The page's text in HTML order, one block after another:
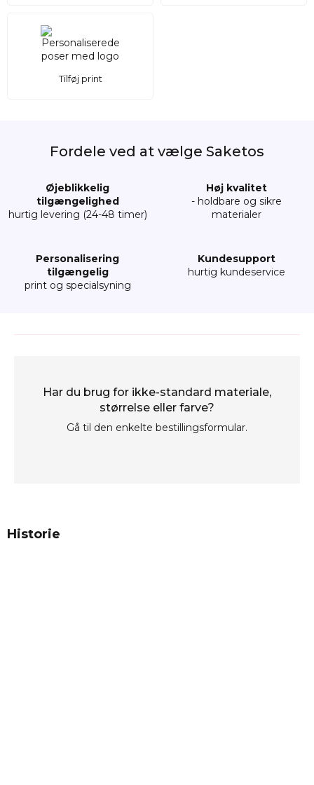
Tilføj print
Fordele ved at vælge Saketos
Øjeblikkelig
tilgængelighed
hurtig levering (24-48 timer)
Høj kvalitet
- holdbare og sikre
materialer
Personalisering
tilgængelig
print og specialsyning
Kundesupport
hurtig kundeservice
Har du brug for ikke-standard materiale,
størrelse eller farve?
Gå til den enkelte bestillingsformular.
Historie